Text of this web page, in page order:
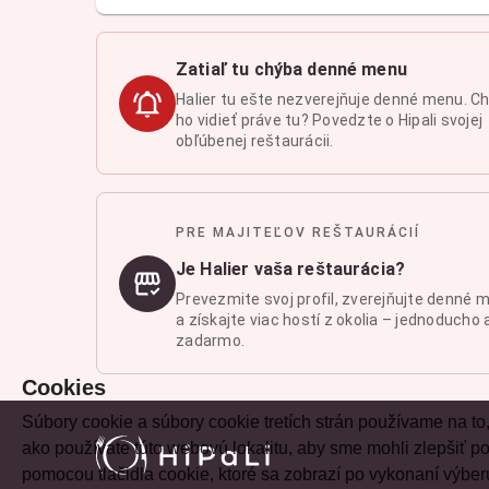
Zatiaľ tu chýba denné menu
Halier tu ešte nezverejňuje denné menu.
ho vidieť práve tu? Povedzte o Hipali svojej
obľúbenej reštaurácii.
PRE MAJITEĽOV REŠTAURÁCIÍ
Je Halier vaša reštaurácia?
Prevezmite svoj profil, zverejňujte denné
a získajte viac hostí z okolia – jednoducho
zadarmo.
Cookies
Súbory cookie a súbory cookie tretích strán používame na
ako používate túto webovú lokalitu, aby sme mohli zlepšiť
pomocou tlačidla cookie, ktoré sa zobrazí po vykonaní